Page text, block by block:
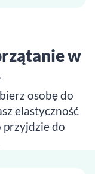
w
osobę do
elastyczność
przyjdzie do